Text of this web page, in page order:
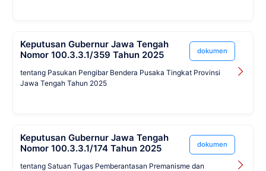
Keputusan Gubernur Jawa Tengah
Nomor 100.3.3.1/359 Tahun 2025
dokumen
tentang Pasukan Pengibar Bendera Pusaka Tingkat Provinsi
Jawa Tengah Tahun 2025
Keputusan Gubernur Jawa Tengah
Nomor 100.3.3.1/174 Tahun 2025
dokumen
tentang Satuan Tugas Pemberantasan Premanisme dan